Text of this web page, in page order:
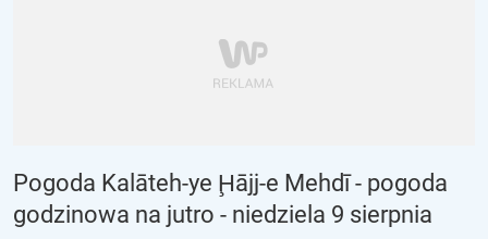
Pogoda Kalāteh-ye Ḩājj-e Mehdī - pogoda
godzinowa na jutro - niedziela 9 sierpnia